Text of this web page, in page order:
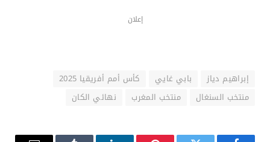
بابي غايي يطلق رصاصة الرحمة
وبالفعل، لم يتأخر الرد السنغالي كثيرًا، وتحديدًا في
الدقيقة 94، حين أطلق اللاعب بابي غايي تسديدة صاروخية
رائعة سكنت الشباك المغربية، معلنةً عن هدف التتويج.